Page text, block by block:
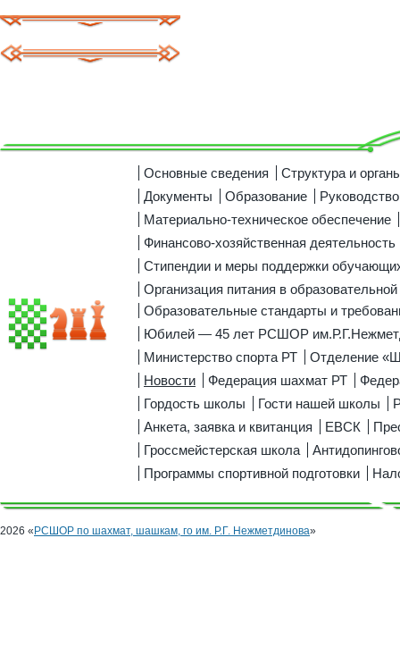
Основные сведения
Структура и
Документы
Образование
Руководство
Материально-техническое обеспечение
Финансово-хозяйственная деятельность
Стипендии и меры поддержки
Организация питания в образовательной
Образовательные стандарты и
Юбилей — 45 лет РСШОР
Министерство спорта РТ
Отделение
Новости
Федерация шахмат РТ
Гордость школы
Гости нашей школы
Анкета, заявка и квитанция
ЕВСК
Гроссмейстерская школа
Программы спортивной подготовки
2026 «РСШОР по шахмат, шашкам, го им. Р.Г. Нежметдинова»